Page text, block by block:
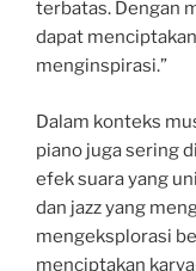
terbatas. Dengan
dapat
menginspirasi.”
Dalam konteks
piano juga sering
efek suara yang
dan jazz yang
mengeksplorasi
menciptakan